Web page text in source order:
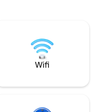
soluppgångar
lugn och tidlös
Wifi